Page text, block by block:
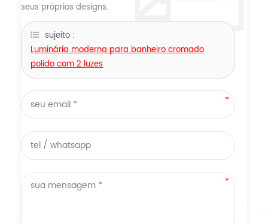
seus próprios designs.
sujeito :
Luminária moderna para banheiro cromado
polido com 2 luzes